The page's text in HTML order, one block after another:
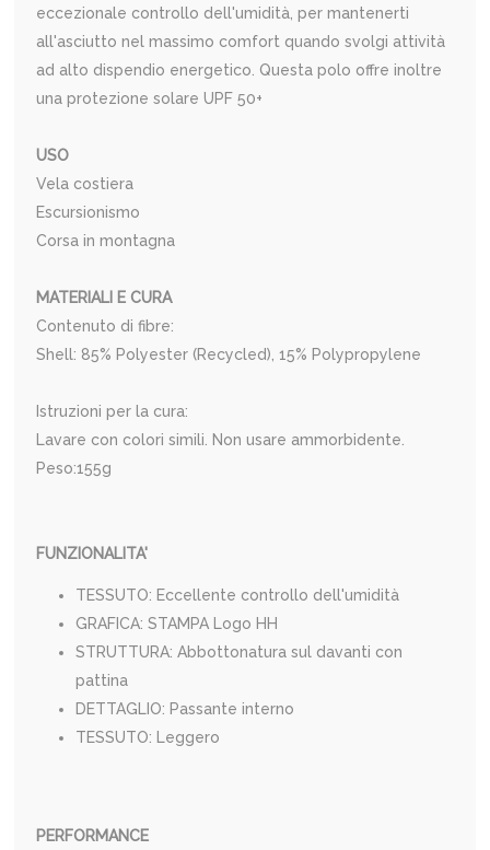
eccezionale controllo dell'umidità, per mantenerti
all'asciutto nel massimo comfort quando svolgi attività
ad alto dispendio energetico. Questa polo offre inoltre
una protezione solare UPF 50+
USO
Vela costiera
Escursionismo
Corsa in montagna
MATERIALI E CURA
Contenuto di fibre:
Shell: 85% Polyester (Recycled), 15% Polypropylene
Istruzioni per la cura:
Lavare con colori simili. Non usare ammorbidente.
Peso:155g
FUNZIONALITA'
TESSUTO: Eccellente controllo dell'umidità
GRAFICA: STAMPA Logo HH
STRUTTURA: Abbottonatura sul davanti con
pattina
DETTAGLIO: Passante interno
TESSUTO: Leggero
PERFORMANCE